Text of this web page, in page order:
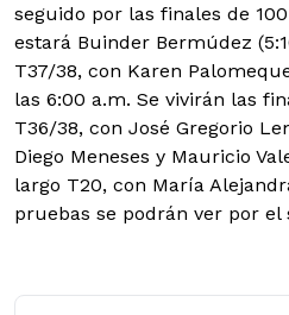
seguido por las finales de
estará Buinder Bermúdez
T37/38, con Karen
las 6:00 a.m. Se vivirán las
T36/38, con José Gregorio
Diego Meneses y Mauricio
largo T20, con María
pruebas se podrán ver por el